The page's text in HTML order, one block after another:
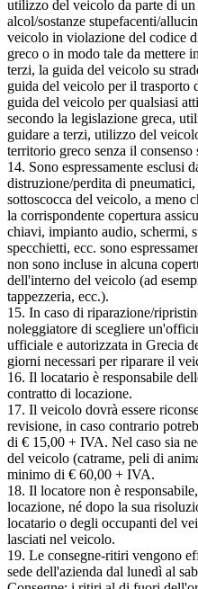
utilizzo del veicolo da parte di
alcol/sostanze stupefacenti/
veicolo in violazione del codice
greco o in modo tale da mettere
terzi, la guida del veicolo su
guida del veicolo per il trasporto
guida del veicolo per qualsiasi
secondo la legislazione greca,
guidare a terzi, utilizzo del
territorio greco senza il consenso
14. Sono espressamente esclusi
distruzione/perdita di
sottoscocca del veicolo, a meno
la corrispondente copertura
chiavi, impianto audio, schermi,
specchietti, ecc. sono
non sono incluse in alcuna
dell'interno del veicolo (ad
tappezzeria, ecc.).
15. In caso di riparazione/
noleggiatore di scegliere
ufficiale e autorizzata in Grecia
giorni necessari per riparare il
16. Il locatario è responsabile
contratto di locazione.
17. Il veicolo dovrà essere
revisione, in caso contrario
di € 15,00 + IVA. Nel caso sia
del veicolo (catrame, peli di
minimo di € 60,00 + IVA.
18. Il locatore non è
locazione, né dopo la sua
locatario o degli occupanti del
lasciati nel veicolo.
19. Le consegne-ritiri vengono
sede dell'azienda dal lunedì al